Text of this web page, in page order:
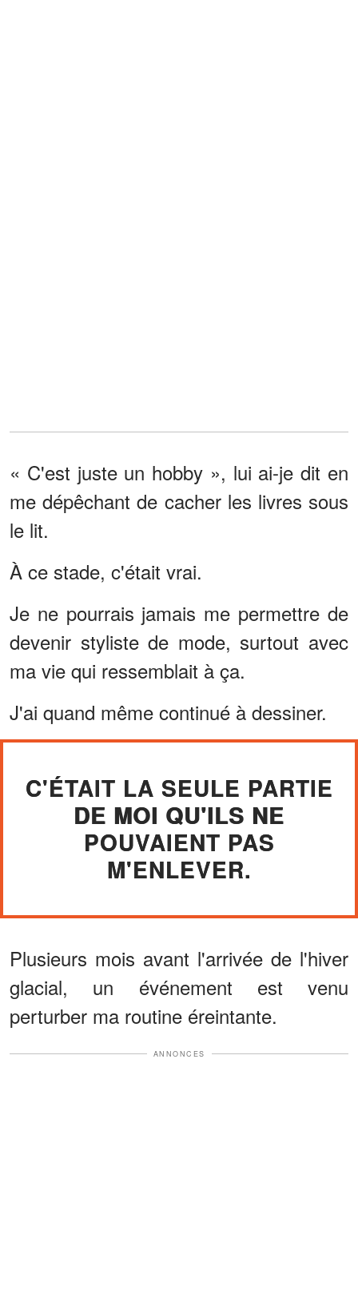
« C'est juste un hobby », lui ai-je dit en
me dépêchant de cacher les livres sous
le lit.
À ce stade, c'était vrai.
Je ne pourrais jamais me permettre de
devenir styliste de mode, surtout avec
ma vie qui ressemblait à ça.
J'ai quand même continué à dessiner.
C'ÉTAIT LA SEULE PARTIE
DE MOI QU'ILS NE
POUVAIENT PAS
M'ENLEVER.
Plusieurs mois avant l'arrivée de l'hiver
glacial, un événement est venu
perturber ma routine éreintante.
ANNONCES